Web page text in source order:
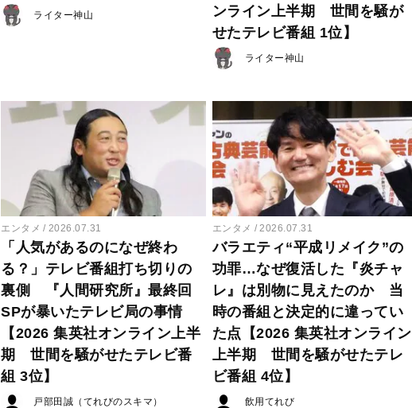
ライター神山
ンライン上半期 世間を騒が
せたテレビ番組 1位】
ライター神山
エンタメ 2026.07.31
「人気があるのになぜ終わ
る？」テレビ番組打ち切りの
裏側 『人間研究所』最終回
SPが暴いたテレビ局の事情
【2026 集英社オンライン上半
期 世間を騒がせたテレビ番
組 3位】
戸部田誠（てれびのスキマ）
エンタメ 2026.07.31
バラエティ“平成リメイク”の
功罪…なぜ復活した『炎チャ
レ』は別物に見えたのか 当
時の番組と決定的に違ってい
た点【2026 集英社オンライン
上半期 世間を騒がせたテレ
ビ番組 4位】
飲用てれび